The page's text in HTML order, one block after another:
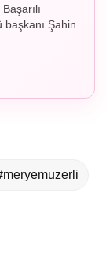
Şahin